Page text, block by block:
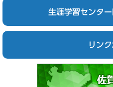
生涯学習センタ
リン